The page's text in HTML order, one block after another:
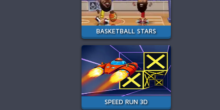
BASKETBALL STARS
SPEED RUN 3D